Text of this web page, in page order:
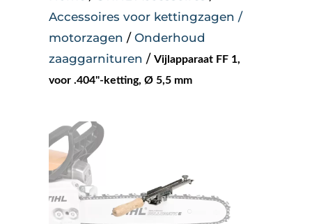
STIHL
Occasions
Over ons
Accessoires voor kettingzagen /
motorzagen / Onderhoud
zaaggarnituren / Vijlapparaat FF 1,
voor .404"-ketting, Ø 5,5 mm